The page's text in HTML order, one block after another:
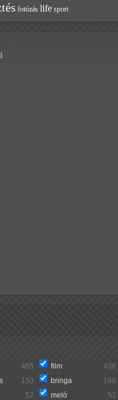
465 film 436
153 bringa 148
52 meló 51
fotózás life sport